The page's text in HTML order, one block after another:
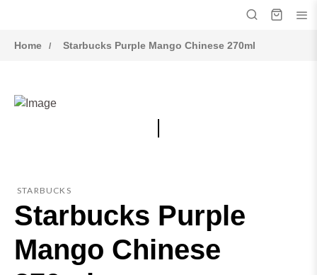
Home Starbucks Purple Mango Chinese 270ml
STARBUCKS
Starbucks Purple
Mango Chinese